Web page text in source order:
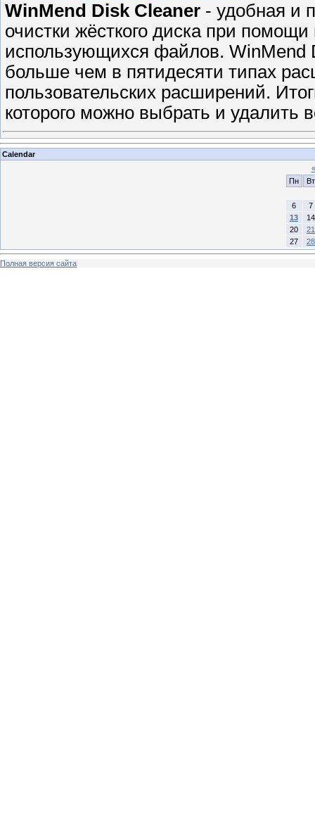
WinMend Disk Cleaner - удобная и
очистки жёсткого диска при
использующихся файлов. WinMend
больше чем в пятидесяти типах
пользовательских расширений.
которого можно выбрать и
Calendar
«
Пн
Вт
6
7
13
14
20
21
27
28
Полная версия сайта